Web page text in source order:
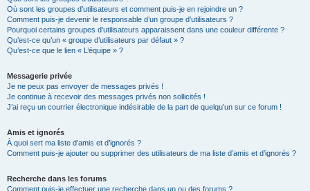
Où sont les groupes d’utilisateurs et comment puis-je en rejoindre un ?
Comment puis-je devenir le responsable d’un groupe d’utilisateurs ?
Pourquoi certains groupes d’utilisateurs apparaissent dans une couleur différente ?
Qu’est-ce qu’un « groupe d’utilisateurs par défaut » ?
Qu’est-ce que le lien « L’équipe » ?
Messagerie privée
Je ne peux pas envoyer de messages privés !
Je continue à recevoir des messages privés non sollicités !
J’ai reçu un courrier électronique indésirable de la part de quelqu’un sur ce forum !
Amis et ignorés
À quoi sert ma liste d’amis et d’ignorés ?
Comment puis-je ajouter ou supprimer des utilisateurs de ma liste d’amis et d’ignorés ?
Recherche dans les forums
Comment puis-je effectuer une recherche dans un ou des forums ?